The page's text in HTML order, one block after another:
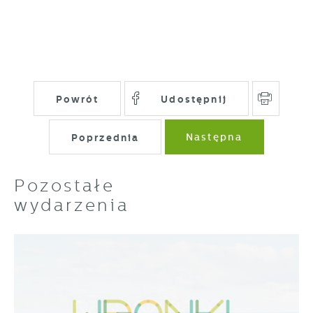
Powrót Udostępnij
Poprzednia Następna
Pozostałe
wydarzenia